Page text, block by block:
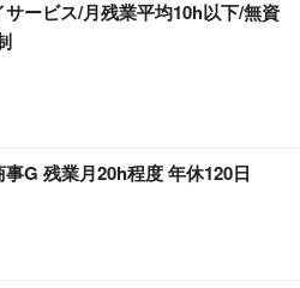
ービス/月残業平均10h以下/無資
G 残業月20h程度 年休120日